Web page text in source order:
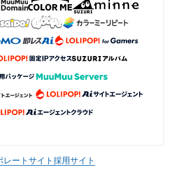
レートサイト採用サイト